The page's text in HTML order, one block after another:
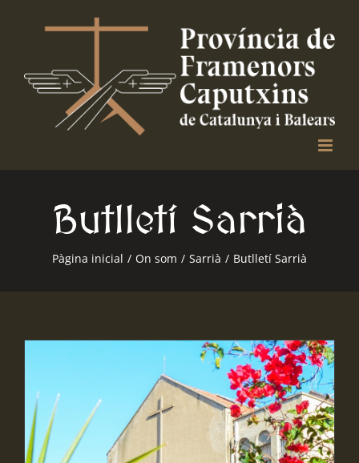
Butlletí Sarrià
Pàgina inicial / On som / Sarrià / Butlletí Sarrià